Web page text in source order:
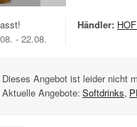
- 22.08.
Händler:
Dieses Angebot ist leider nicht
Aktuelle Angebote: Softdrinks,